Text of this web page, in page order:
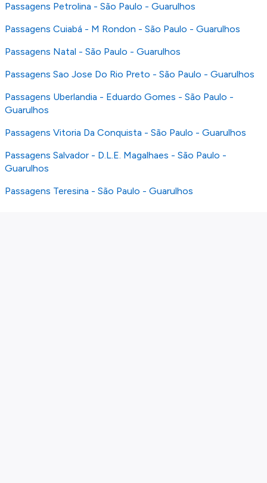
Passagens Petrolina - São Paulo - Guarulhos
Passagens Cuiabá - M Rondon - São Paulo - Guarulhos
Passagens Natal - São Paulo - Guarulhos
Passagens Sao Jose Do Rio Preto - São Paulo - Guarulhos
Passagens Uberlandia - Eduardo Gomes - São Paulo -
Guarulhos
Passagens Vitoria Da Conquista - São Paulo - Guarulhos
Passagens Salvador - D.L.E. Magalhaes - São Paulo -
Guarulhos
Passagens Teresina - São Paulo - Guarulhos